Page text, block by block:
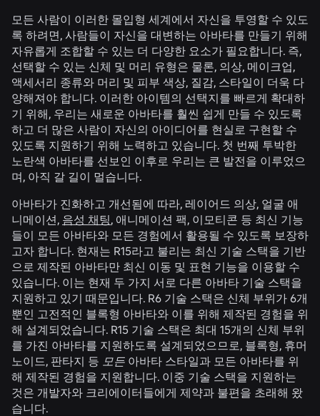
모든 사람이 이러한 몰입형 세계에서 자신을 투영할 수 있도
록 하려면, 사람들이 자신을 대변하는 아바타를 만들기 위해
자유롭게 조합할 수 있는 더 다양한 요소가 필요합니다. 즉,
선택할 수 있는 신체 및 머리 유형은 물론, 의상, 메이크업,
액세서리 종류와 머리 및 피부 색상, 질감, 스타일이 더욱 다
양해져야 합니다. 이러한 아이템의 선택지를 빠르게 확대하
기 위해, 우리는 새로운 아바타를 훨씬 쉽게 만들 수 있도록
하고 더 많은 사람이 자신의 아이디어를 현실로 구현할 수
있도록 지원하기 위해 노력하고 있습니다. 첫 번째 투박한
노란색 아바타를 선보인 이후로 우리는 큰 발전을 이루었으
며, 아직 갈 길이 멀습니다.
아바타가 진화하고 개선됨에 따라, 레이어드 의상, 얼굴 애
니메이션, 음성 채팅, 애니메이션 팩, 이모티콘 등 최신 기능
들이 모든 아바타와 모든 경험에서 활용될 수 있도록 보장하
고자 합니다. 현재는 R15라고 불리는 최신 기술 스택을 기반
으로 제작된 아바타만 최신 이동 및 표현 기능을 이용할 수
있습니다. 이는 현재 두 가지 서로 다른 아바타 기술 스택을
지원하고 있기 때문입니다. R6 기술 스택은 신체 부위가 6개
뿐인 고전적인 블록형 아바타와 이를 위해 제작된 경험을 위
해 설계되었습니다. R15 기술 스택은 최대 15개의 신체 부위
를 가진 아바타를 지원하도록 설계되었으므로, 블록형, 휴머
노이드, 판타지 등 모든 아바타 스타일과 모든 아바타를 위
해 제작된 경험을 지원합니다. 이중 기술 스택을 지원하는
것은 개발자와 크리에이터들에게 제약과 불편을 초래해 왔
습니다.